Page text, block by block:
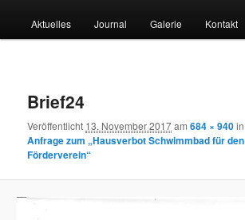
Aktuelles Journal Galerie Kontakt
Brief24
Veröffentlicht 13. November 2017am684 × 940in
Anfrage zum „Hausverbot Schwimmbad für den
Förderverein“